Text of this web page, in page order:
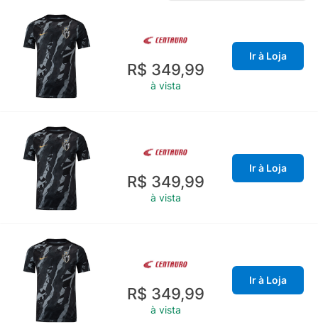
R$ 349,99
à vista
Ir à Loja
R$ 349,99
à vista
Ir à Loja
R$ 349,99
à vista
Ir à Loja